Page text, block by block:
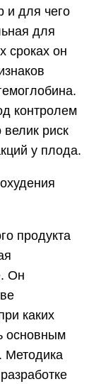
и для чего
для
сроках он
контролем
риск
у плода.
продукта
Он
каких
основным
Методика